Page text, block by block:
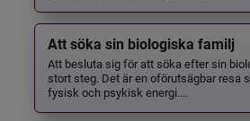
Att söka sin biologiska familj
Att besluta sig för att söka efter sin
stort steg. Det är en oförutsägbar resa
fysisk och psykisk energi....